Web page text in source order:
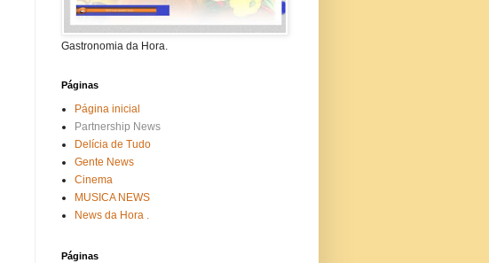
Gastronomia da Hora.
Páginas
Página inicial
Partnership News
Delícia de Tudo
Gente News
Cinema
MUSICA NEWS
News da Hora .
Páginas